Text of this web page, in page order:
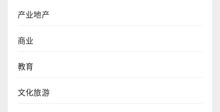
产业地产
商业
教育
文化旅游